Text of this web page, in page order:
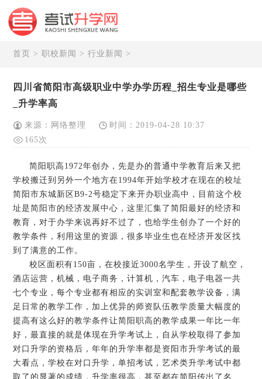
首页 >职校新闻 >行业新闻 >
四川省简阳市高级职业中学办学历程_招生专业是哪些
_升学率高
来源：网络整理
时间：2019-04-28 10:37
165次
简阳职高1972年创办，先是办的普通中学教育后来又把
学校搬迁到另外一个地方在1994年开始学校才在现在的校址
简阳市东城新区B9-2号稳定下来开办职业高中，目前这个校
址是简阳市的经济发展中心，这里汇集了简阳最好的经济和
教育，对于办学来说再好不过了，也给学生创办了一个好的
教学条件，利用这里的资源，很多毕业生也在经济开发区找
到了满意的工作。
校区面积有150亩，在校接近3000名学生，开设了航空，
酒店运营，机械，电子商务，计算机，汽车，电子电器一共
七个专业，每个专业都有相应的实训室和配套教学设备，满
足日常的教学工作，加上优异的师资队伍教学质量大幅度的
提高有这么好的教学条件让简阳职高的教学成果一年比一年
好，最直接的就是体现在升学考试上，自从学校取得了参加
对口升学的资格后，年年的升学率都是资阳市升学考试的最
大看点，学校在对口升学，单招考试，艺术类升学考试中都
取了的显著的成绩，升学率很高，甚至都在简阳传出了名